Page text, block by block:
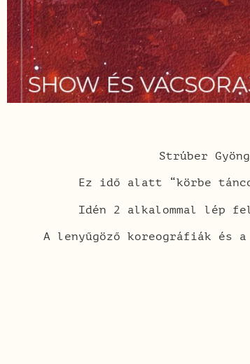
Strúber
Ez idő alatt “körbe
Idén 2 alkalommal lép
A lenyűgöző koreográfiák és